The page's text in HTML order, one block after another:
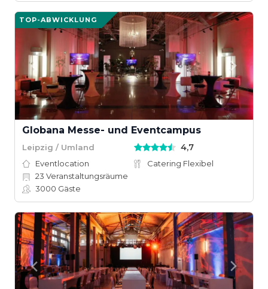
TOP-ABWICKLUNG
Globana Messe- und Eventcampus
Leipzig / Umland 4,7
Eventlocation
Catering Flexibel
23 Veranstaltungsräume
3000 Gäste